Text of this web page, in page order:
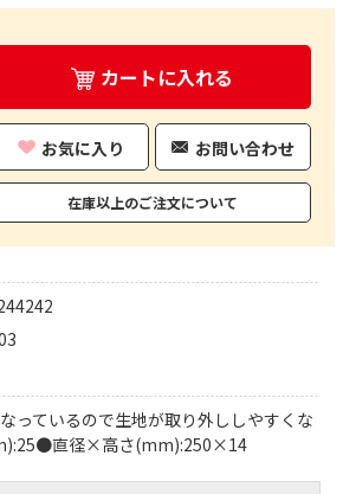
カートに入れる
お気に入り お問い合わせ
在庫以上のご注文について
っているので生地が取り外ししやすくな
直径×高さ(mm):250×14